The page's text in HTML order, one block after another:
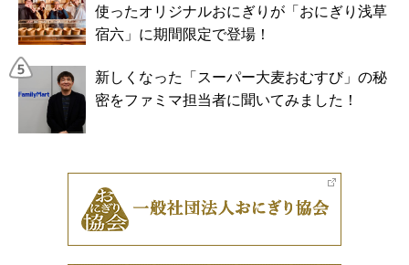
使ったオリジナルおにぎりが「おにぎり浅草
宿六」に期間限定で登場！
新しくなった「スーパー大麦おむすび」の秘
密をファミマ担当者に聞いてみました！